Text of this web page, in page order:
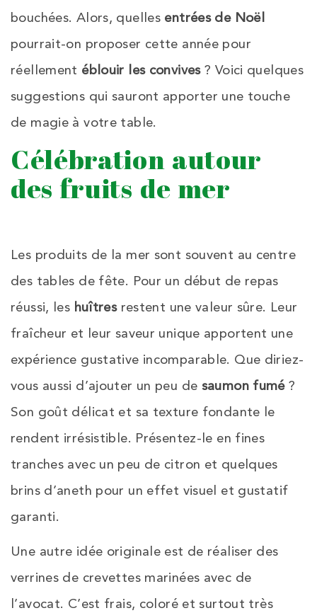
bouchées. Alors, quelles entrées de Noël
pourrait-on proposer cette année pour
réellement éblouir les convives? Voici quelques
suggestions qui sauront apporter une touche
de magie à votre table.
Célébration autour
des fruits de mer
Les produits de la mer sont souvent au centre
des tables de fête. Pour un début de repas
réussi, les huîtresrestent une valeur sûre. Leur
fraîcheur et leur saveur unique apportent une
expérience gustative incomparable. Que diriez-
vous aussi d’ajouter un peu de saumon fumé?
Son goût délicat et sa texture fondante le
rendent irrésistible. Présentez-le en fines
tranches avec un peu de citron et quelques
brins d’aneth pour un effet visuel et gustatif
garanti.
Une autre idée originale est de réaliser des
verrines de crevettes marinées avec de
l’avocat. C’est frais, coloré et surtout très